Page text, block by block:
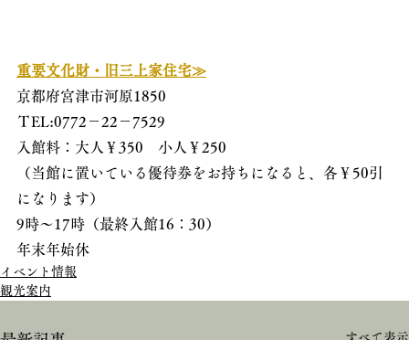
重要文化財・旧三上家住宅≫
京都府宮津市河原1850
ＴEL:0772－22－7529
入館料：大人￥350　小人￥250
（当館に置いている優待券をお持ちになると、各￥50引
になります）
9時～17時（最終入館16：30）
年末年始休
イベント情報
観光案内
すべて表示